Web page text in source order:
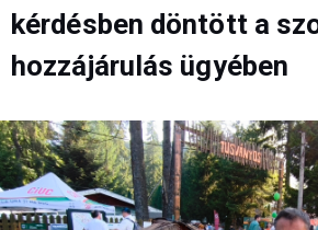
kérdésben döntött a
hozzájárulás ügyében